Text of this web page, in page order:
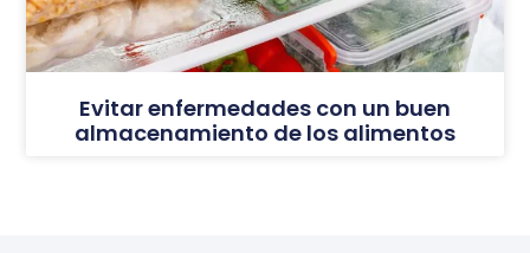
Evitar enfermedades con un buen
almacenamiento de los alimentos